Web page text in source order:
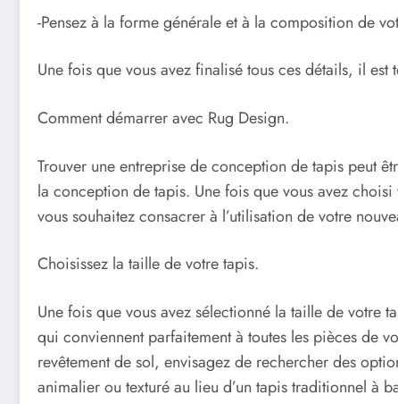
-Pensez à la forme générale et à la composition de
Une fois que vous avez finalisé tous ces détails, il
Comment démarrer avec Rug Design.
Trouver une entreprise de conception de tapis peut
la conception de tapis. Une fois que vous avez
vous souhaitez consacrer à l’utilisation de votre
Choisissez la taille de votre tapis.
Une fois que vous avez sélectionné la taille de votre
qui conviennent parfaitement à toutes les pièces de
revêtement de sol, envisagez de rechercher des
animalier ou texturé au lieu d’un tapis traditionnel à